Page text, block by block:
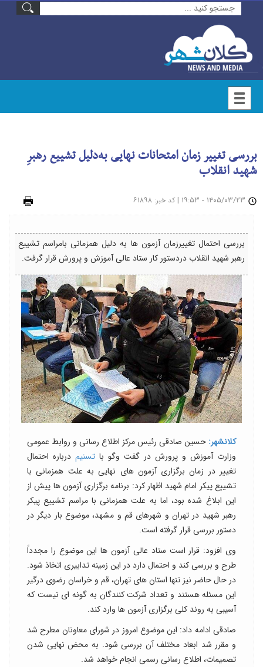
بررسی تغییر زمان امتحانات نهایی به‌دلیل تشییع رهبرِ
شهید انقلاب
| کد خبر: ۶۱۸۹۸
بررسی احتمال تغییرزمان آزمون ها به دلیل همزمانی بامراسم تشییع
رهبر شهید انقلاب دردستور کار ستاد عالی آموزش و پرورش قرار گرفت.
کلانشهر: حسین صادقی رئیس مرکز اطلاع رسانی و روابط عمومی
وزارت آموزش و پرورش در گفت وگو با تسنیم درباره احتمال
تغییر در زمان برگزاری آزمون های نهایی به علت همزمانی با
تشییع پیکر امام شهید اظهار کرد: برنامه برگزاری آزمون ها پیش از
این ابلاغ شده بود، اما به علت همزمانی با مراسم تشییع پیکر
رهبر شهید در تهران و شهرهای قم و مشهد، موضوع بار دیگر در
دستور بررسی قرار گرفته است.
وی افزود: قرار است ستاد عالی آزمون ها این موضوع را مجدداً
طرح و بررسی کند و احتمال دارد در این زمینه تدابیری اتخاذ شود.
در حال حاضر نیز تنها استان های تهران، قم و خراسان رضوی درگیر
این مسئله هستند و تعداد شرکت کنندگان به گونه ای نیست که
آسیبی به روند کلی برگزاری آزمون ها وارد کند.
صادقی ادامه داد: این موضوع امروز در شورای معاونان مطرح شد
و مقرر شد ابعاد مختلف آن بررسی شود. به محض نهایی شدن
تصمیمات، اطلاع رسانی رسمی انجام خواهد شد.